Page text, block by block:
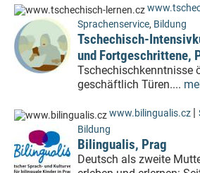
Sprachenservice, Bildung
Tschechisch-
und Fortgeschrittene,
Tschechischkenntnisse
geschäftlich Türen....
www.bilingualis.cz |
Bildung
Bilingualis, Prag
Deutsch als zweite